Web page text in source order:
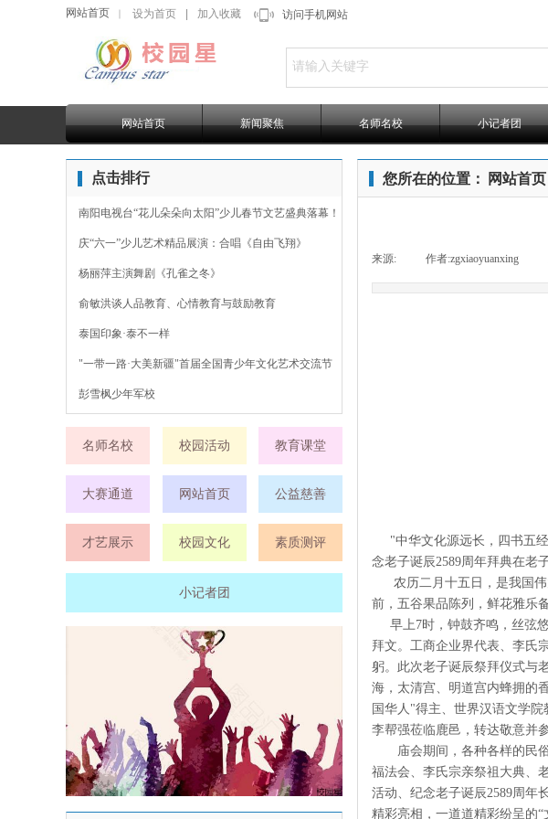
访问手机网站
网站首页 设为首页 加入收藏
网站首页 新闻聚焦 名师名校 小记者团
点击排行 您所在的位置： 网站首页
来源: 作者:zgxiaoyuanxing
"中华文化源远长，四书五
念老子诞辰2589周年拜典在老
农历二月十五日，是我国
前，五谷果品陈列，鲜花雅乐
早上7时，钟鼓齐鸣，丝弦
拜文。工商企业界代表、李氏
躬。此次老子诞辰祭拜仪式与
海，太清宫、明道宫内蜂拥的
国华人"得主、世界汉语文学
李帮强莅临鹿邑，转达敬意并
庙会期间，各种各样的民
福法会、李氏宗亲祭祖大典、
活动、纪念老子诞辰2589周年
精彩亮相，一道道精彩纷呈的“
南阳电视台“花儿朵朵向太阳”少儿春节文艺盛典落幕！
庆“六一”少儿艺术精品展演：合唱《自由飞翔》
杨丽萍主演舞剧《孔雀之冬》
俞敏洪谈人品教育、心情教育与鼓励教育
泰国印象·泰不一样
"一带一路·大美新疆"首届全国青少年文化艺术交流节
彭雪枫少年军校
校园活动
名师名校 教育课堂
大赛通道 公益慈善
网站首页
校园文化
才艺展示 素质测评
小记者团